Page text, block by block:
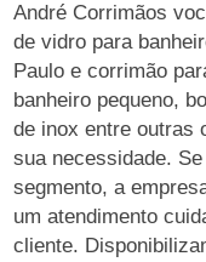
André Corrimãos
de vidro para
Paulo e corrimão
banheiro pequeno,
de inox entre outras
sua necessidade.
segmento, a
um atendimento
cliente.